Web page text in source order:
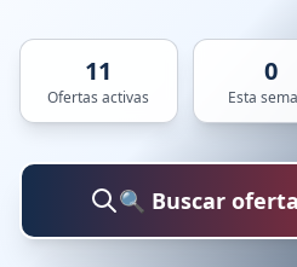
11
Ofertas activas
0
Esta
🔍 Buscar